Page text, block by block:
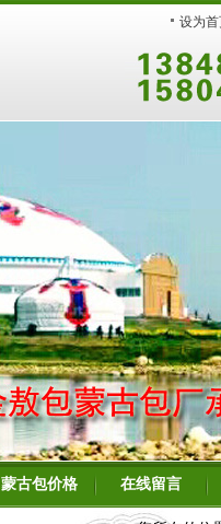
设为
蒙古包价格 在线留言